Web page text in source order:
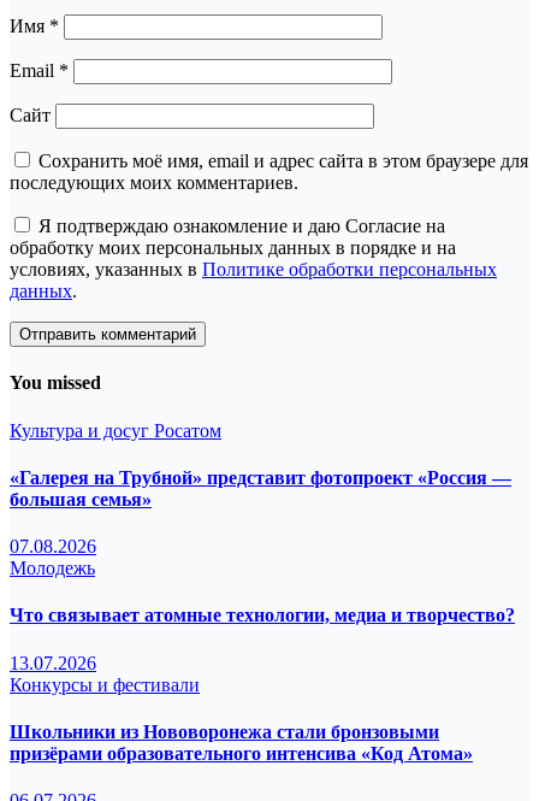
Имя *
Email *
Сайт
Сохранить моё имя, email и адрес сайта в этом браузере для
последующих моих комментариев.
Я подтверждаю ознакомление и даю Согласие на
обработку моих персональных данных в порядке и на
условиях, указанных в Политике обработки персональных
данных.
You missed
Культура и досуг Росатом
«Галерея на Трубной» представит фотопроект «Россия —
большая семья»
07.08.2026
Молодежь
Что связывает атомные технологии, медиа и творчество?
13.07.2026
Конкурсы и фестивали
Школьники из Нововоронежа стали бронзовыми
призёрами образовательного интенсива «Код Атома»